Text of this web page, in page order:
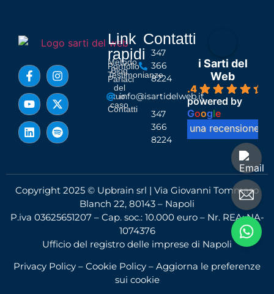
Link
rapidi
Metodo
Portfolio
Blog
Testimonianze
Parlaci
del
tuo
caso
Contatti
Contatti
347
366
8224
info@isartidelweb.it
347
366
8224
i Sarti del
Web
4.4
powered by
Google
lascia una recensione su
Copyright 2025 © Upbrain srl | Via Giovanni Tommaso
Blanch 22, 80143 – Napoli
P.iva 03625651207 – Cap. soc.: 10.000 euro – Nr. REA: NA-
1074376
Ufficio del registro delle imprese di Napoli
Privacy Policy – Cookie Policy – Aggiorna le preferenze
sui cookie